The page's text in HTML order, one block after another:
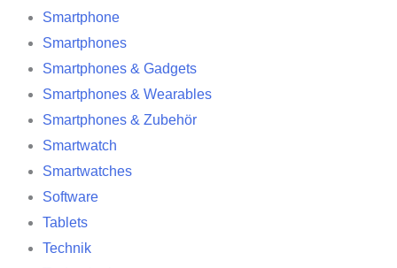
Smartphone
Smartphones
Smartphones & Gadgets
Smartphones & Wearables
Smartphones & Zubehör
Smartwatch
Smartwatches
Software
Tablets
Technik